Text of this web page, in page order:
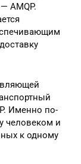
AMQP.
Именно по-
человеком и
к одному